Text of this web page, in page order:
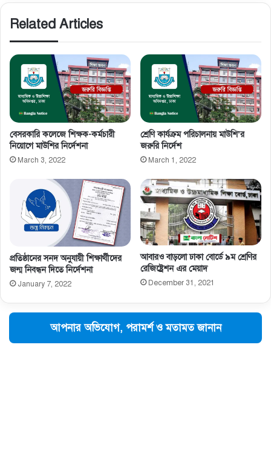
Related Articles
বেসরকারি কলেজে শিক্ষক-কর্মচারী
নিয়োগে মাউশির নির্দেশনা
March 3, 2022
শ্রেণি কার্যক্রম পরিচালনায় মাউশি’র
জরুরি নির্দেশ
March 1, 2022
প্রতিষ্ঠানের সনদ অনুযায়ী শিক্ষার্থীদের
জন্ম নিবন্ধন দিতে নির্দেশনা
January 7, 2022
আবারও বাড়লো ঢাকা বোর্ডে ৯ম শ্রেণির
রেজিষ্ট্রেশন এর মেয়াদ
December 31, 2021
আপনার অভিযোগ, পরামর্শ ও মতামত জানান